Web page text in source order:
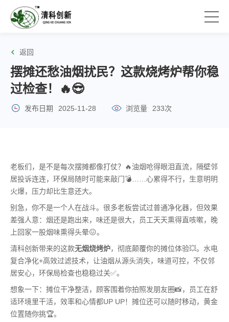
返回
摆摊还愁油烟扰民？这款烧烤炉帮你稳
过检查！🔥😎
发布日期 2025-11-28 浏览量 233次
老板们，是不是每次摆摊都像打仗？🔥油烟呛得眼泪直流，隔壁邻
居投诉连连，环保局随时可能来敲门💣……心累得不行，生意明明
火爆，压力却比生意还大。
别急，你不是一个人在战斗。很多老板尝试过普通净化器，但效果
差强人意：烟还是跑出来，味还是很大，员工天天熏得直咳嗽，晚
上回家一股烟味熏得头晕😖。
清科创新带来的这款无烟烧烤炉，彻底颠覆你的摊位体验💥。水电
复合净化+高效过滤技术，让油烟从源头消失，味道可控，不仅邻
居安心，环保局检查也稳稳过关✅。
想象一下：摊位干净整洁，顾客围着你拍照发朋友圈📸，员工在舒
适环境里干活，效率和心情都UP UP！摊位还可以随时移动，黄金
位置随你挑🏆。